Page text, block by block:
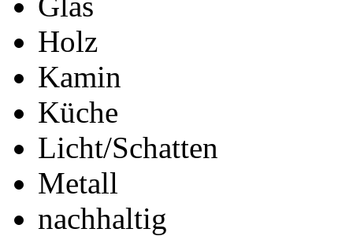
Holz
Kamin
Küche
Licht/Schatten
Metall
nachhaltig